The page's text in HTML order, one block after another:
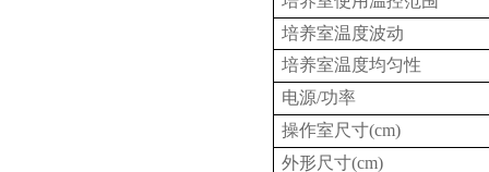
培养室温度波动
培养室温度均匀性
电源/功率
操作室尺寸(cm)
外形尺寸(cm)